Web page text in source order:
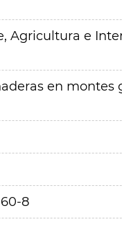
Agricultura e
en montes
8